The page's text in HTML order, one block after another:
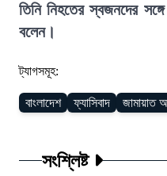
তিনি নিহতের স্বজনদের
বলেন।
ট্যাগসমূহ:
বাংলাদেশ ফ্যাসিবাদ জামায়াত
সংশ্লিষ্ট